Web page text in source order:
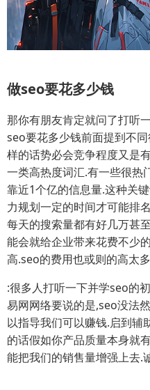
做seo要花多少钱
那你有朋友肯定就问了打听
seo要花多少钱前面提到不
样的话势必会竞争程度又是
一类高热度词汇.有一些很热
靠近1个亿的信息量.这种关
力规划一定的时间才可能排
每天的搜索量都有好几万甚
能会就给企业带来花费不少
高.seo的费用也或则的高太
:很多人打听一下并学seo的
易网网络要说的是,seo没法
以指导我们可以赚钱.启到辅
的话假如你产品质量本身就
能把我们的销售量增强上去.